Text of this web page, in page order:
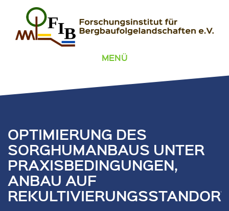
Zum Inhalt springen
FIB – Forschungsinstitut für Bergbaufolgelandschaften
MENÜ
OPTIMIERUNG DES
SORGHUMANBAUS UNTER
PRAXISBEDINGUNGEN,
ANBAU AUF